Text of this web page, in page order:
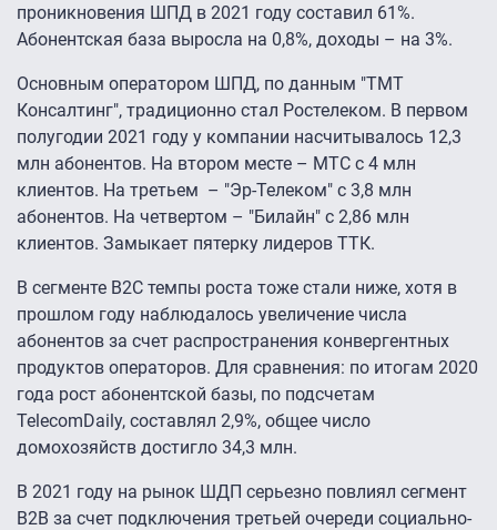
проникновения ШПД в 2021 году составил 61%.
Абонентская база выросла на 0,8%, доходы – на 3%.
Основным оператором ШПД, по данным "ТМТ
Консалтинг", традиционно стал Ростелеком. В первом
полугодии 2021 году у компании насчитывалось 12,3
млн абонентов. На втором месте – МТС с 4 млн
клиентов. На третьем – "Эр-Телеком" с 3,8 млн
абонентов. На четвертом – "Билайн" с 2,86 млн
клиентов. Замыкает пятерку лидеров ТТК.
В сегменте B2C темпы роста тоже стали ниже, хотя в
прошлом году наблюдалось увеличение числа
абонентов за счет распространения конвергентных
продуктов операторов. Для сравнения: по итогам 2020
года рост абонентской базы, по подсчетам
TelecomDaily, составлял 2,9%, общее число
домохозяйств достигло 34,3 млн.
В 2021 году на рынок ШДП серьезно повлиял сегмент
B2B за счет подключения третьей очереди социально-